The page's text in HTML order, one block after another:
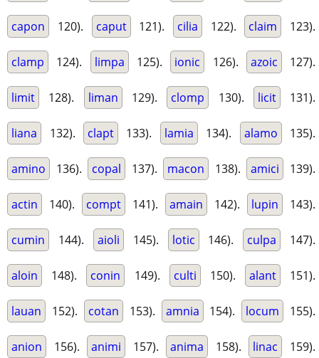
capon 120). caput 121). cilia 122). claim 123).
clamp 124). limpa 125). ionic 126). azoic 127).
limit 128). liman 129). clomp 130). licit 131).
liana 132). clapt 133). lamia 134). alamo 135).
amino 136). copal 137). macon 138). amici 139).
actin 140). compt 141). amain 142). lupin 143).
cumin 144). aioli 145). lotic 146). culpa 147).
aloin 148). conin 149). culti 150). alant 151).
lauan 152). cotan 153). amnia 154). locum 155).
anion 156). animi 157). anima 158). linac 159).